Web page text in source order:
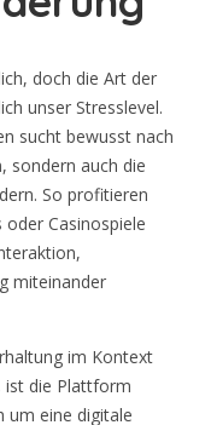
doch die Art der
unser Stresslevel.
sucht bewusst nach
sondern auch die
So profitieren
Casinospiele
miteinander
im Kontext
ist die Plattform
um eine digitale